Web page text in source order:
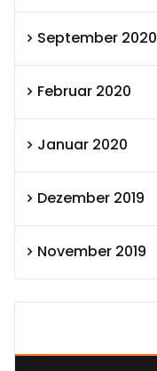
September 2020
Februar 2020
Januar 2020
Dezember 2019
November 2019